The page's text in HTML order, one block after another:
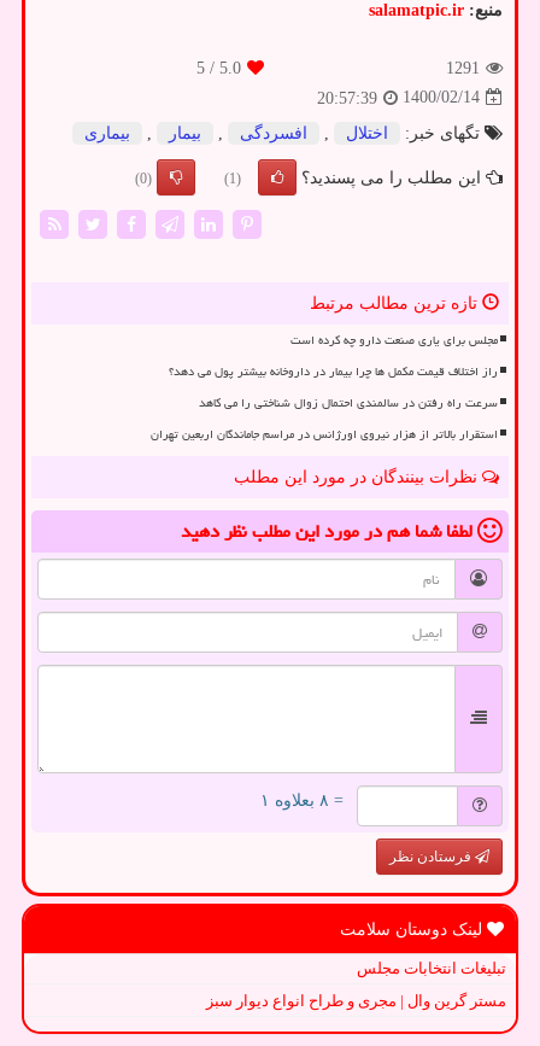
منبع: salamatpic.ir
1291
5.0
/ 5
1400/02/14
20:57:39
تگهای خبر:
اختلال , افسردگی , بیمار , بیماری
این مطلب را می پسندید؟ (1)
(0)
تازه ترین مطالب مرتبط
مجلس برای یاری صنعت دارو چه کرده است
راز اختلاف قیمت مکمل ها چرا بیمار در داروخانه بیشتر پول می دهد؟
سرعت راه رفتن در سالمندی احتمال زوال شناختی را می کاهد
استقرار بالاتر از هزار نیروی اورژانس در مراسم جاماندگان اربعین تهران
نظرات بینندگان در مورد این مطلب
لطفا شما همدر مورد این مطلبنظر دهید
= ۸ بعلاوه ۱
فرستادن نظر
لینک دوستان سلامت
تبلیغات انتخابات مجلس
مستر گرین وال | مجری و طراح انواع دیوار سبز